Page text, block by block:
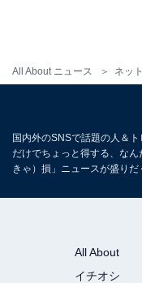
All About ニュース ネッ
国内外のSNSで話題の人＆
だけでちょっと得する、な
きゃ）損」ニュースが盛りだ
All About
イチオシ